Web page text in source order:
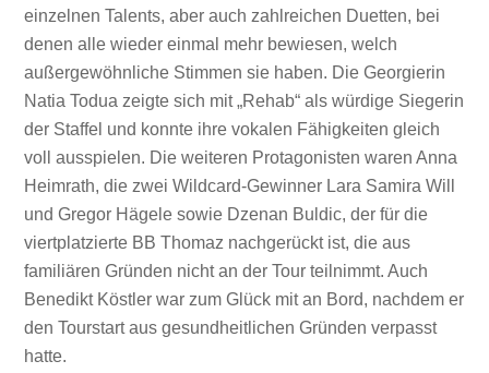
einzelnen Talents, aber auch zahlreichen Duetten, bei
denen alle wieder einmal mehr bewiesen, welch
außergewöhnliche Stimmen sie haben. Die Georgierin
Natia Todua zeigte sich mit „Rehab“ als würdige Siegerin
der Staffel und konnte ihre vokalen Fähigkeiten gleich
voll ausspielen. Die weiteren Protagonisten waren Anna
Heimrath, die zwei Wildcard-Gewinner Lara Samira Will
und Gregor Hägele sowie Dzenan Buldic, der für die
viertplatzierte BB Thomaz nachgerückt ist, die aus
familiären Gründen nicht an der Tour teilnimmt. Auch
Benedikt Köstler war zum Glück mit an Bord, nachdem er
den Tourstart aus gesundheitlichen Gründen verpasst
hatte.